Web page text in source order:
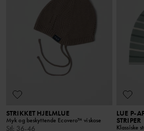
STRIKKET HJELMLUE
Myk og beskyttende Ecovero™ viskose
Stl: 36-46
LUE P-
STRIPER
Klassiske